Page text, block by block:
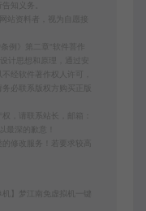
知义务。
站资料者，视为自愿接
例》第二章"软件菩作
计思想和原理，通过安
经软件著作权人许可，
必联系版权方购买正版
，请联系站长，邮箱：
最深的歉意！
修改服务！若要求较高
】梦江南免虚拟机一键